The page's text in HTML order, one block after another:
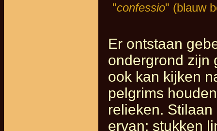
"confessio" (blauw
Er ontstaan
ondergrond zijn
ook kan kijken
pelgrims
relieken.
ervan: stukken